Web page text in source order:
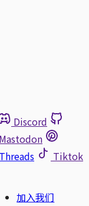
Discord
Mastodon
Threads
Tiktok
加入我们